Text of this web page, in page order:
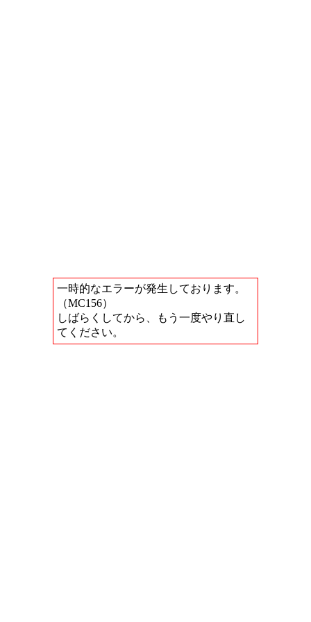
一時的なエラーが発生しております。
（MC156）
しばらくしてから、もう一度やり直し
てください。